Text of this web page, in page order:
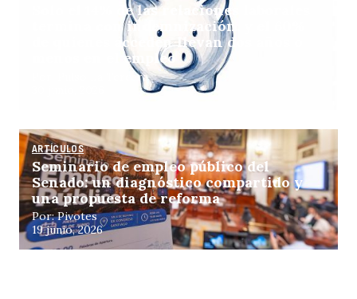
Solo el 14% de las relaciones laborales
termina con indemnización, y el 60%
de quienes acceden llevan dos años o
menos en el empleo
Por: Pulso La Tercera
ARTÍCULOS
Seminario de empleo público del
Senado: un diagnóstico compartido y
una propuesta de reforma
Por: Pivotes
19 junio, 2026